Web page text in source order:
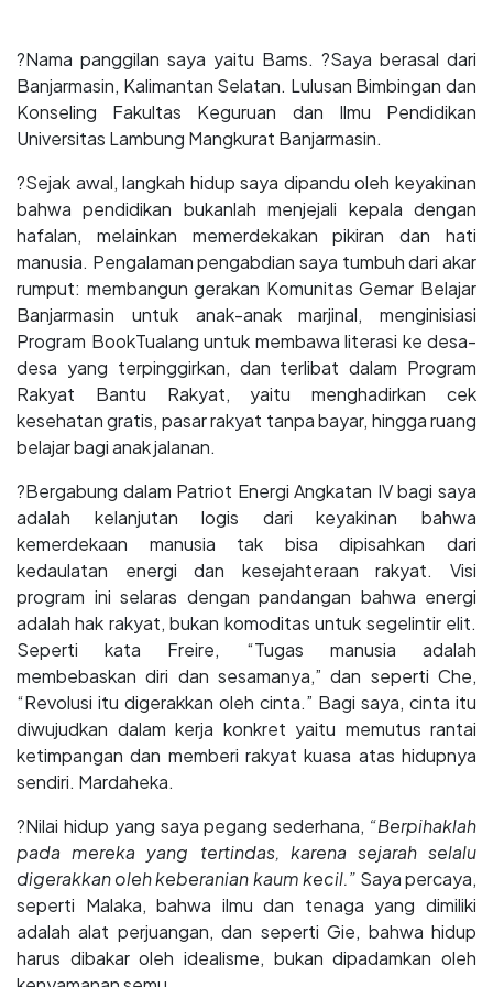
?Nama panggilan saya yaitu Bams. ?Saya berasal dari
Banjarmasin, Kalimantan Selatan. Lulusan Bimbingan dan
Konseling Fakultas Keguruan dan Ilmu Pendidikan
Universitas Lambung Mangkurat Banjarmasin.
?Sejak awal, langkah hidup saya dipandu oleh keyakinan
bahwa pendidikan bukanlah menjejali kepala dengan
hafalan, melainkan memerdekakan pikiran dan hati
manusia. Pengalaman pengabdian saya tumbuh dari akar
rumput: membangun gerakan Komunitas Gemar Belajar
Banjarmasin untuk anak-anak marjinal, menginisiasi
Program BookTualang untuk membawa literasi ke desa-
desa yang terpinggirkan, dan terlibat dalam Program
Rakyat Bantu Rakyat, yaitu menghadirkan cek
kesehatan gratis, pasar rakyat tanpa bayar, hingga ruang
belajar bagi anak jalanan.
?Bergabung dalam Patriot Energi Angkatan IV bagi saya
adalah kelanjutan logis dari keyakinan bahwa
kemerdekaan manusia tak bisa dipisahkan dari
kedaulatan energi dan kesejahteraan rakyat. Visi
program ini selaras dengan pandangan bahwa energi
adalah hak rakyat, bukan komoditas untuk segelintir elit.
Seperti kata Freire, “Tugas manusia adalah
membebaskan diri dan sesamanya,” dan seperti Che,
“Revolusi itu digerakkan oleh cinta.” Bagi saya, cinta itu
diwujudkan dalam kerja konkret yaitu memutus rantai
ketimpangan dan memberi rakyat kuasa atas hidupnya
sendiri. Mardaheka.
?Nilai hidup yang saya pegang sederhana, “Berpihaklah
pada mereka yang tertindas, karena sejarah selalu
digerakkan oleh keberanian kaum kecil.” Saya percaya,
seperti Malaka, bahwa ilmu dan tenaga yang dimiliki
adalah alat perjuangan, dan seperti Gie, bahwa hidup
harus dibakar oleh idealisme, bukan dipadamkan oleh